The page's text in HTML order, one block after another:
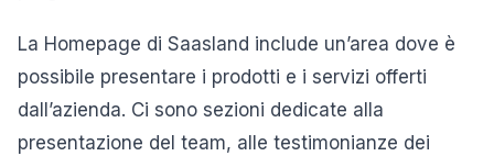
La Homepage di Saasland include un’area dove è
possibile presentare i prodotti e i servizi offerti
dall’azienda. Ci sono sezioni dedicate alla
presentazione del team, alle testimonianze dei